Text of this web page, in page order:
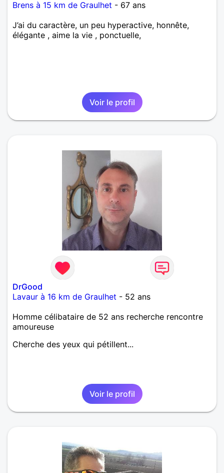
Brens à 15 km de Graulhet - 67 ans
J’ai du caractère, un peu hyperactive, honnête,
élégante , aime la vie , ponctuelle,
Voir le profil
DrGood
Lavaur à 16 km de Graulhet - 52 ans
Homme célibataire de 52 ans recherche rencontre
amoureuse
Cherche des yeux qui pétillent...
Voir le profil